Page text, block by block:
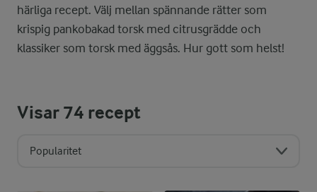
härliga recept. Välj mellan spännande rätter som
krispig pankobakad torsk med citrusgrädde och
klassiker som torsk med äggsås. Hur gott som helst!
Visar74 recept
Popularitet